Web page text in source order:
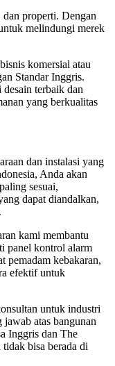
properti. Dengan
melindungi merek
komersial atau
Standar Inggris.
terbaik dan
yang berkualitas
dan instalasi yang
Anda akan
sesuai,
dapat diandalkan,
kami membantu
panel kontrol alarm
pemadam kebakaran,
efektif untuk
untuk industri
jawab atas bangunan
Inggris dan The
bisa berada di